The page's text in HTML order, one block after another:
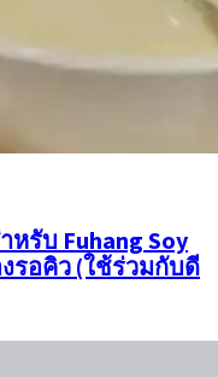
หรับ Fuhang Soy
รอคิว (ใช้ร่วมกับดี